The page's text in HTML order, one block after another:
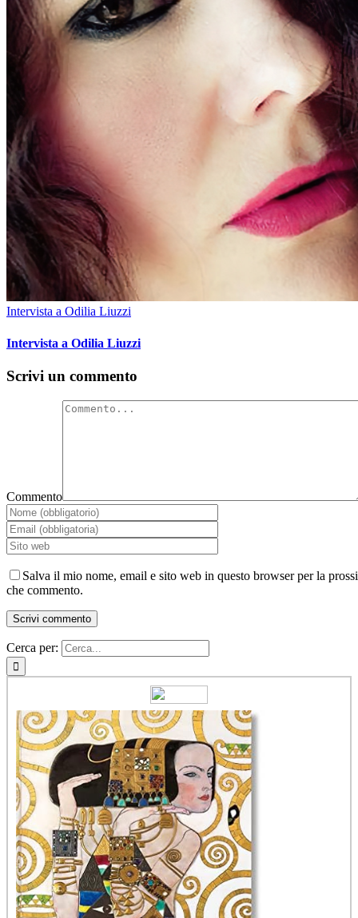
Intervista a Odilia Liuzzi
Intervista a Odilia Liuzzi
Scrivi un commento
Commento
Salva il mio nome, email e sito web in questo browser per la
che commento.
Cerca per: